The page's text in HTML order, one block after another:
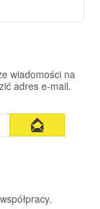
wiadomości na
adres e-mail.